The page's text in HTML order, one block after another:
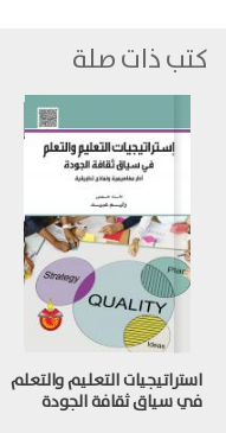
كتب ذات صلة
استراتيجيات التعليم والتعلم
في سياق ثقافة الجودة